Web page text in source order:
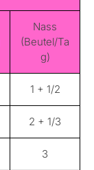
Nass
(Beutel/Ta
g)
1 + 1/2
2 + 1/3
3